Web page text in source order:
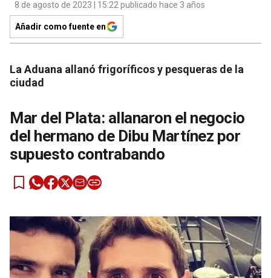
8 de agosto de 2023 | 15:22 publicado hace 3 años
Añadir como fuente en
La Aduana allanó frigoríficos y pesqueras de la
ciudad
Mar del Plata: allanaron el negocio
del hermano de Dibu Martínez por
supuesto contrabando